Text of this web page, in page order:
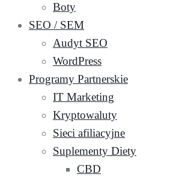
Boty
SEO / SEM
Audyt SEO
WordPress
Programy Partnerskie
IT Marketing
Kryptowaluty
Sieci afiliacyjne
Suplementy Diety
CBD